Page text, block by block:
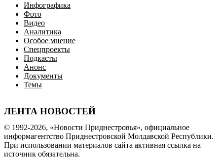
Инфографика
Фото
Видео
Аналитика
Особое мнение
Спецпроекты
Подкасты
Анонс
Документы
Темы
ЛЕНТА НОВОСТЕЙ
© 1992-2026, «Новости Приднестровья», официальное
информагентство Приднестровской Молдавской Республики.
При использовании материалов сайта активная ссылка на
источник обязательна.